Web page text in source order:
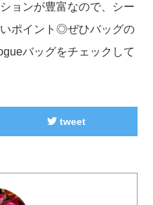
ョンが豊富なので、シー
ポイント◎ぜひバッグの
バッグをチェックして
tweet